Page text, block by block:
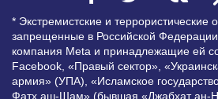
* Экстремистские и террористические
запрещенные в Российской
компания Meta и принадлежащие ей
Facebook, «Правый сектор»,
армия» (УПА), «Исламское
Фатх аш-Шам» (бывшая «Джабхат ан-